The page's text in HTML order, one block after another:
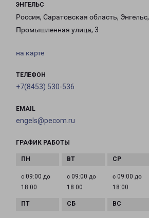
ЭНГЕЛЬС
Россия, Саратовская область, Энгельс,
Промышленная улица, 3
на карте
ТЕЛЕФОН
+7(8453) 530-536
EMAIL
engels@pecom.ru
ГРАФИК РАБОТЫ
с 09:00 до
18:00
с 09:00 до
18:00
с 09:00 до
18:00